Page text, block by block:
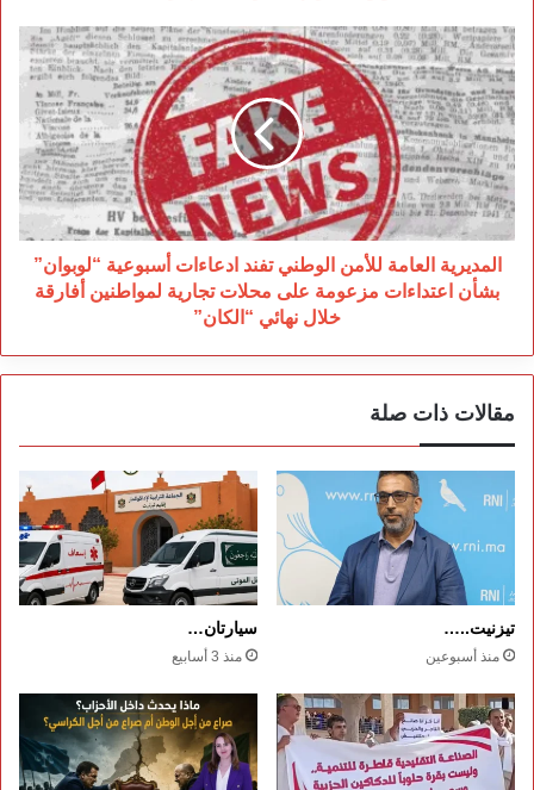
إفريقيا
المديرية
العامة
للأمن
الوطني
تفند
ادعاءات
أسبوعية
“لوبوان”
بشأن
اعتداءات
مزعومة
على
تجارية
أفارقة
خلال
نهائي
“الكان”
المديرية العامة للأمن الوطني تفند ادعاءات أسبوعية “لوبوان”
بشأن اعتداءات مزعومة على محلات تجارية لمواطنين أفارقة
خلال نهائي “الكان”
مقالات ذات صلة
تيزنيت..…
منذ أسبوعين
سيارتان…
منذ 3 أسابيع